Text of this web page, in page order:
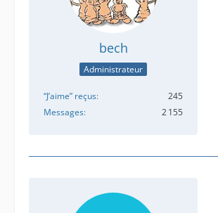
bech
Administrateur
“J’aime” reçus
245
Messages
2 155